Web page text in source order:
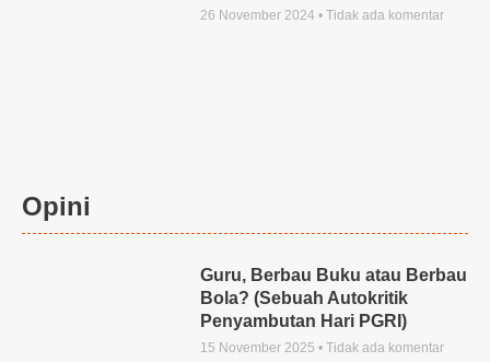
26 November 2024 Tidak ada komentar
Opini
Guru, Berbau Buku atau Berbau
Bola? (Sebuah Autokritik
Penyambutan Hari PGRI)
15 November 2025 Tidak ada komentar